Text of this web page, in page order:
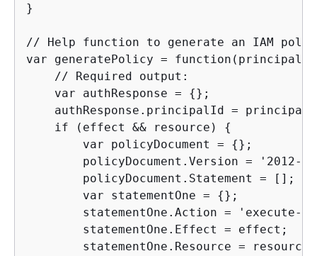
}
// Help function to generate an IAM
var generatePolicy =
    // Required output:
    var authResponse =
{};
authResponse.principalId =
    if (effect && resource)
{
        var policyDocument =
{};
policyDocument.Version = '2012-
        policyDocument.Statement = [];
        var statementOne =
{};
statementOne.Action = 'execute-
        statementOne.Effect = effect;
        statementOne.Resource = resource;